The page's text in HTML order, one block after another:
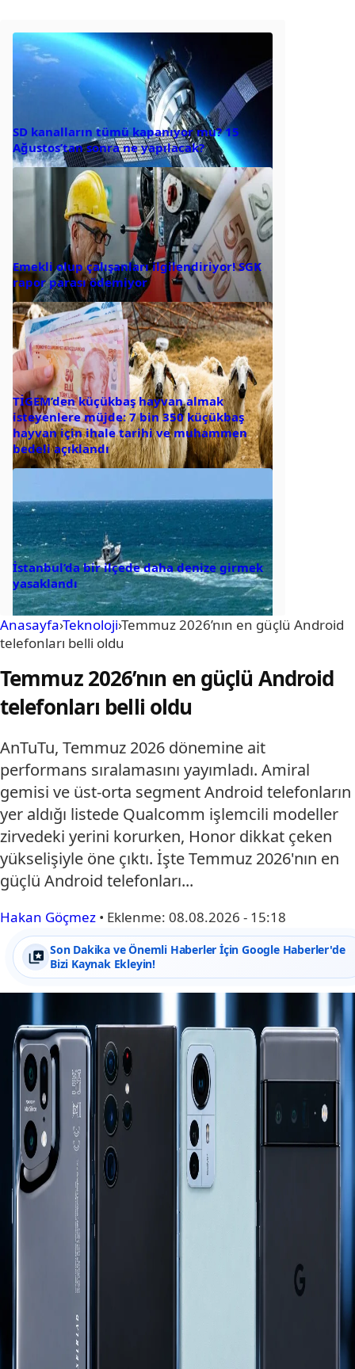
SD kanalların tümü kapanıyor mu? 15
Ağustos’tan sonra ne yapılacak?
Emekli olup çalışanları ilgilendiriyor! SGK
rapor parası ödemiyor
TİGEM’den küçükbaş hayvan almak
isteyenlere müjde: 7 bin 350 küçükbaş
hayvan için ihale tarihi ve muhammen
bedeli açıklandı
İstanbul’da bir ilçede daha denize girmek
yasaklandı
Anasayfa›Teknoloji›Temmuz 2026’nın en güçlü Android
telefonları belli oldu
Temmuz 2026’nın en güçlü Android
telefonları belli oldu
AnTuTu, Temmuz 2026 dönemine ait
performans sıralamasını yayımladı. Amiral
gemisi ve üst-orta segment Android telefonların
yer aldığı listede Qualcomm işlemcili modeller
zirvedeki yerini korurken, Honor dikkat çeken
yükselişiyle öne çıktı. İşte Temmuz 2026'nın en
güçlü Android telefonları...
Hakan Göçmez • Eklenme: 08.08.2026 - 15:18
Son Dakika ve Önemli Haberler İçin Google Haberler'de
Bizi Kaynak Ekleyin!